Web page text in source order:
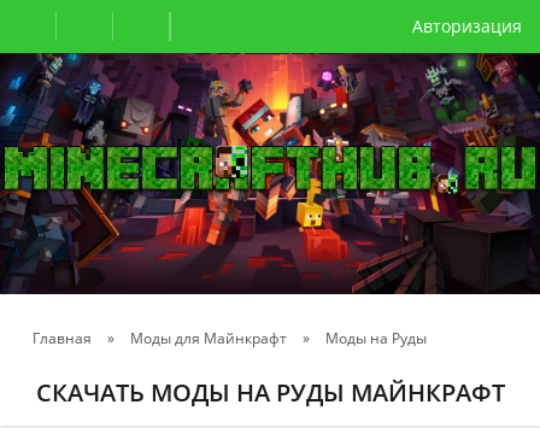
Авторизация
Главная » Моды для Майнкрафт » Моды на Руды
СКАЧАТЬ МОДЫ НА РУДЫ МАЙНКРАФТ